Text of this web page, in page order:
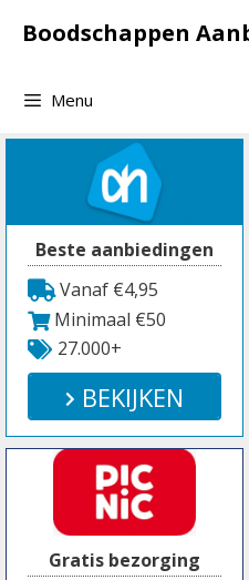
naarBoodschappen
Menu
Beste aanbiedingen
Vanaf €4,95
Minimaal €50
27.000+
BEKIJKEN
Gratis bezorging